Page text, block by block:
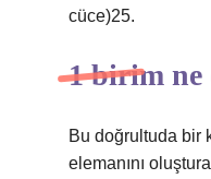
cüce)25.
1 birim ne
Bu doğrultuda bir
elemanını